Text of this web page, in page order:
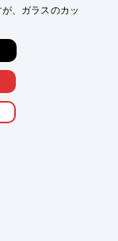
、ガラスのカッ
を持っておりま
鏡を考えている
相談ください。